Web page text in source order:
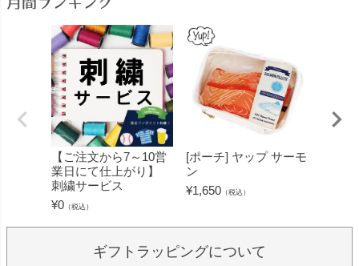
月間ランキング
【ご注文から7～10営
業日にて仕上がり】
刺繍サービス
¥0 （税込）
[ポーチ] ヤップ サーモ
ン
¥1,650 （税込）
ギフトラッピングについて